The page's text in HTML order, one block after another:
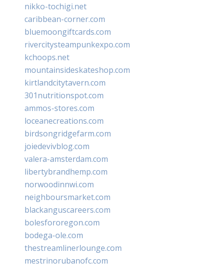
nikko-tochigi.net
caribbean-corner.com
bluemoongiftcards.com
rivercitysteampunkexpo.com
kchoops.net
mountainsideskateshop.com
kirtlandcitytavern.com
301nutritionspot.com
ammos-stores.com
loceanecreations.com
birdsongridgefarm.com
joiedevivblog.com
valera-amsterdam.com
libertybrandhemp.com
norwoodinnwi.com
neighboursmarket.com
blackanguscareers.com
bolesfororegon.com
bodega-ole.com
thestreamlinerlounge.com
mestrinorubanofc.com